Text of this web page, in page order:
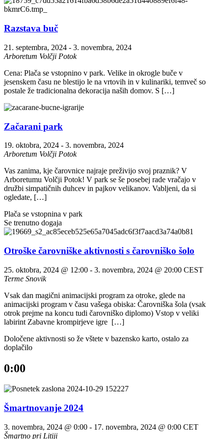
Razstava buč
21. septembra, 2024 - 3. novembra, 2024
Arboretum Volčji Potok
Cena: Plača se vstopnino v park. Velike in okrogle buče v
jesenskem času ne blestijo le na vrtovih in v kulinariki, temveč so
postale že tradicionalna dekoracija naših domov. S […]
Začarani park
19. oktobra, 2024 - 3. novembra, 2024
Arboretum Volčji Potok
Vas zanima, kje čarovnice najraje preživijo svoj praznik? V
Arboretumu Volčji Potok! V park se še posebej rade vračajo v
družbi simpatičnih duhcev in pajkov velikanov. Vabljeni, da si
ogledate, […]
Plača se vstopnina v park
Se trenutno dogaja
Otroške čarovniške aktivnosti s čarovniško šolo
25. oktobra, 2024 @ 12:00 - 3. novembra, 2024 @ 20:00 CEST
Terme Snovik
Vsak dan magični animacijski program za otroke, glede na
animacijski program v času vašega obiska: ​Čarovniška šola (vsak
otrok prejme na koncu tudi čarovniško diplomo) Vstop v veliki
labirint Zabavne krompirjeve igre […]
Določene aktivnosti so že vštete v bazensko karto, ostalo za
doplačilo
0:00
Šmartnovanje 2024
3. novembra, 2024 @ 0:00 - 17. novembra, 2024 @ 0:00 CET
Šmartno pri Litiji